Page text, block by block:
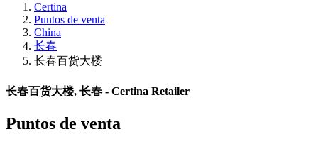
Certina
Puntos de venta
China
长春
长春百货大楼
长春百货大楼, 长春 - Certina Retailer
Puntos de venta